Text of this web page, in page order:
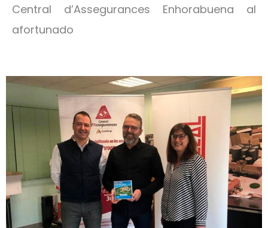
Central d’Assegurances Enhorabuena al
afortunado